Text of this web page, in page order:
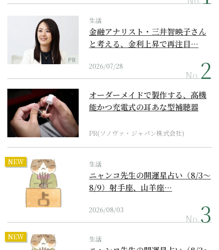
PR
生活
金融アナリスト・三井智映子さん
と考える、金利上昇で再注目…
2026/07/28
No.
オーダーメイドで製作する、高機
能かつ充電式の耳あな型補聴器
PR(ソノヴァ・ジャパン株式会社)
NEW 生活
ニャンコ先生の開運星占い（8/3～
8/9）射手座、山羊座…
2026/08/03
No.
NEW 生活